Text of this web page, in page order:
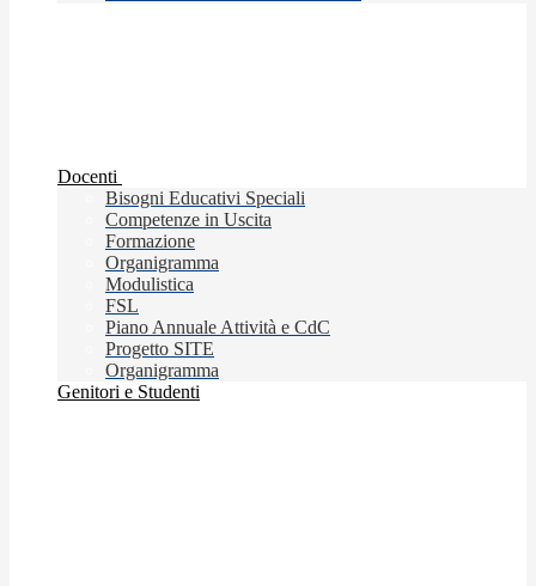
Docenti
Bisogni Educativi Speciali
Competenze in Uscita
Formazione
Organigramma
Modulistica
FSL
Piano Annuale Attività e CdC
Progetto SITE
Organigramma
Genitori e Studenti